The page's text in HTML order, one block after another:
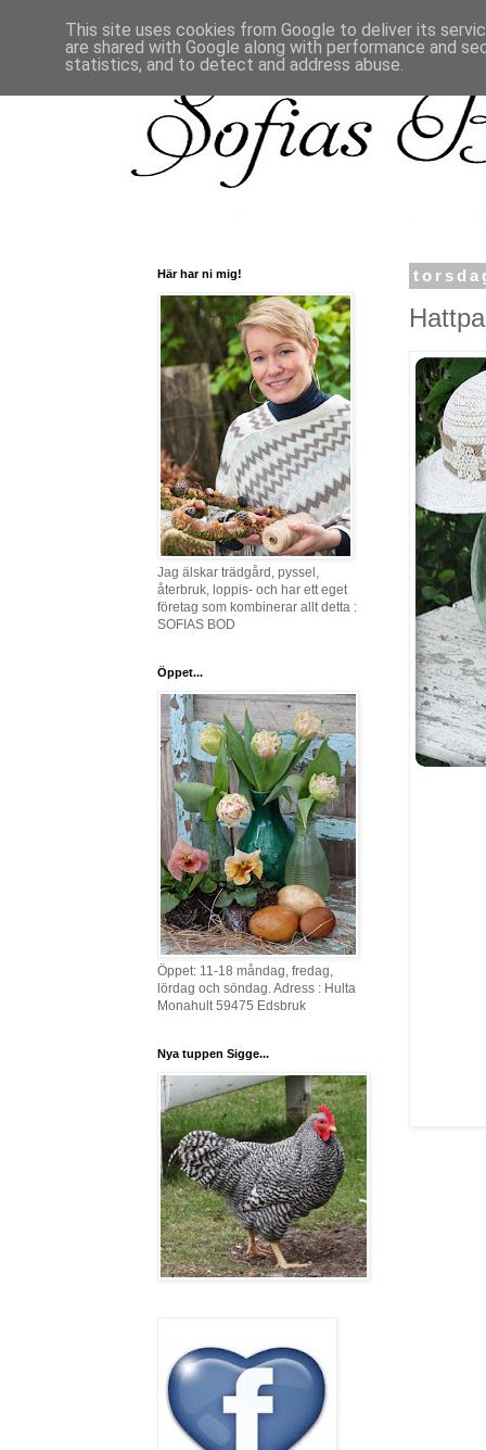
Här har ni mig!
Jag älskar trädgård, pyssel,
återbruk, loppis- och har ett eget
företag som kombinerar allt detta :
SOFIAS BOD
Öppet...
Öppet: 11-18 måndag, fredag,
lördag och söndag. Adress : Hulta
Monahult 59475 Edsbruk
Nya tuppen Sigge...
This site uses cookies from Google to deliver its
are shared with Google along with performance and
statistics, and to detect and address abuse.